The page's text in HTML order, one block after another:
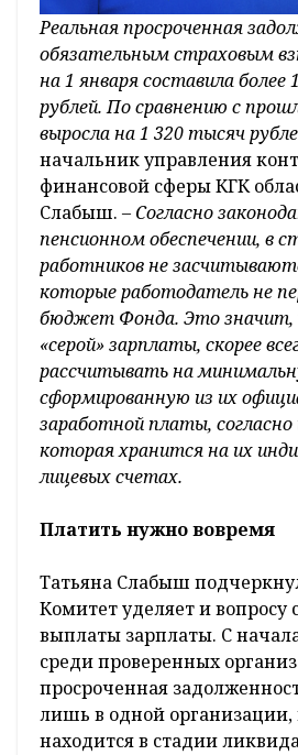
Реальная просроченная
обязательным страховым
на 1 января составила более
рублей. По сравнению с
выросла на 1 320 тысяч
начальник управления
финансовой сферы КГК
Слабыш. – Согласно
пенсионном обеспечении, в
работников не
которые работодатель не
бюджет Фонда. Это значит,
«серой» зарплаты, скорее
рассчитывать на
сформированную из их
заработной платы,
которая хранится на их
лицевых счетах.
Платить нужно вовремя
Татьяна Слабыш
Комитет уделяет и вопросу
выплаты зарплаты. С
среди проверенных
просроченная
лишь в одной организации,
находится в стадии